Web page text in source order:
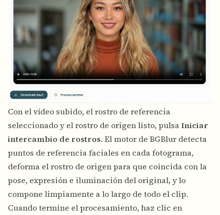
Con el vídeo subido, el rostro de referencia
seleccionado y el rostro de origen listo, pulsaIniciar
intercambio de rostros. El motor de BGBlur detecta
puntos de referencia faciales en cada fotograma,
deforma el rostro de origen para que coincida con la
pose, expresión e iluminación del original, y lo
compone limpiamente a lo largo de todo el clip.
Cuando termine el procesamiento, haz clic en